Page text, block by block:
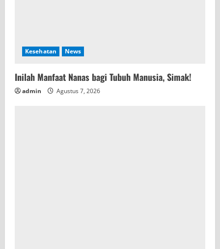
Kesehatan News
Inilah Manfaat Nanas bagi Tubuh Manusia, Simak!
admin Agustus 7, 2026